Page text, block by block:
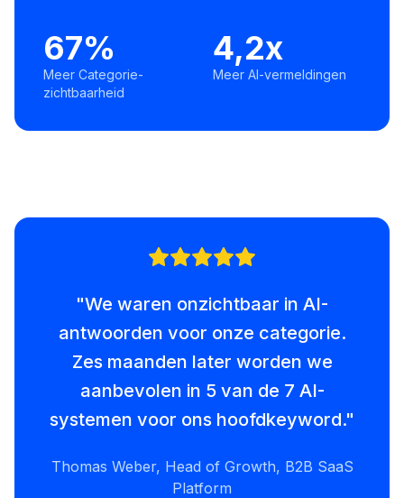
67%
Meer Categorie-
zichtbaarheid
4,2x
Meer AI-vermeldingen
"We waren onzichtbaar in AI-
antwoorden voor onze categorie.
Zes maanden later worden we
aanbevolen in 5 van de 7 AI-
systemen voor ons hoofdkeyword."
Thomas Weber, Head of Growth, B2B SaaS
Platform